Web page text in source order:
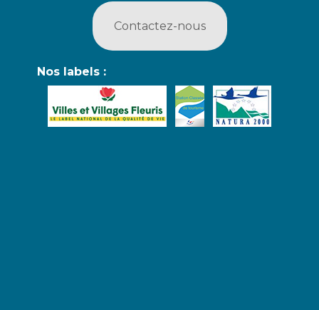
Contactez-nous
Nos labels :